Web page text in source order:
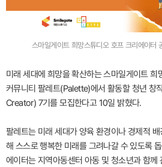
스마일게이트 희망스튜디오 호프 크리에이터
미래 세대에 희망을 확산하는 스마일게이트 희
커뮤니티 팔레트(Palette)에서 활동할 청년 창
Creator) 7기를 모집한다고 10일 밝혔다.
팔레트는 미래 세대가 양육 환경이나 경제적
해 스스로 행복한 미래를 그려나갈 수 있도록
에이터는 지역아동센터 아동 및 청소년과 함께